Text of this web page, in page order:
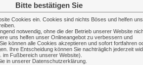
Bitte bestätigen Sie
Cookies ein. Cookies sind nichts Böses und helfen
notwendig, ohne die der Betrieb unserer Website
uns helfen unser Onlineangebot zu verbessern und
können alle Cookies akzeptieren und sofort fortfahren
Ihre Entscheidung können Sie nachträglich jederzeit
im Fußbereich unserer Website).
in unserer Datenschutzerklärung.